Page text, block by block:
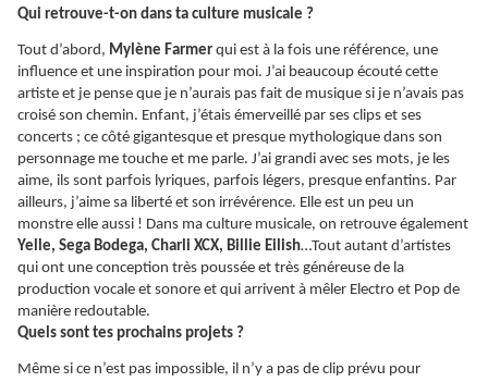
Qui retrouve-t-on dans ta culture musicale ?
Tout d’abord, Mylène Farmer qui est à la fois une référence, une
influence et une inspiration pour moi. J’ai beaucoup écouté cette
artiste et je pense que je n’aurais pas fait de musique si je n’avais pas
croisé son chemin. Enfant, j’étais émerveillé par ses clips et ses
concerts ; ce côté gigantesque et presque mythologique dans son
personnage me touche et me parle. J’ai grandi avec ses mots, je les
aime, ils sont parfois lyriques, parfois légers, presque enfantins. Par
ailleurs, j’aime sa liberté et son irrévérence. Elle est un peu un
monstre elle aussi ! Dans ma culture musicale, on retrouve également
Yelle, Sega Bodega, Charli XCX, Billie Eilish…Tout autant d’artistes
qui ont une conception très poussée et très généreuse de la
production vocale et sonore et qui arrivent à mêler Electro et Pop de
manière redoutable.
Quels sont tes prochains projets ?
Même si ce n’est pas impossible, il n’y a pas de clip prévu pour